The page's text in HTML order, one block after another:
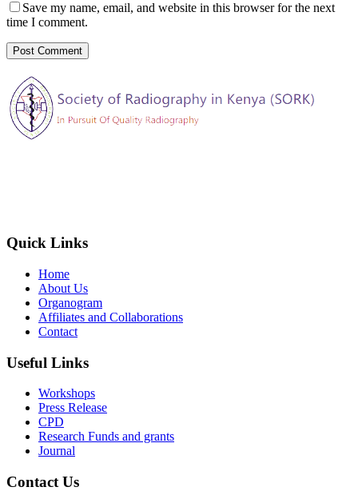
Save my name, email, and website in this browser for the next
time I comment.
Quick Links
Home
About Us
Organogram
Affiliates and Collaborations
Contact
Useful Links
Workshops
Press Release
CPD
Research Funds and grants
Journal
Contact Us